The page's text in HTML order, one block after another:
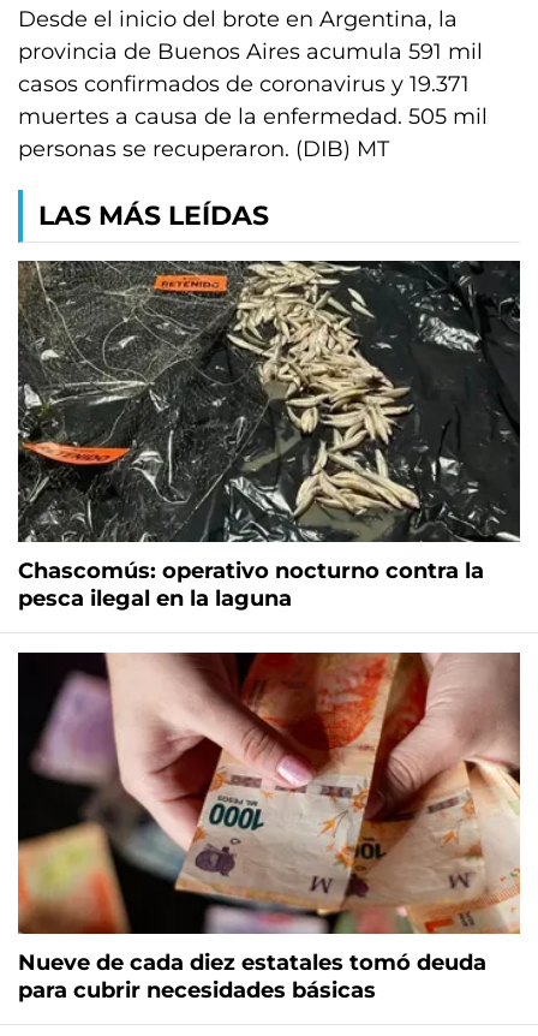
Desde el inicio del brote en Argentina, la
provincia de Buenos Aires acumula 591 mil
casos confirmados de coronavirus y 19.371
muertes a causa de la enfermedad. 505 mil
personas se recuperaron. (DIB) MT
LAS MÁS LEÍDAS
Chascomús: operativo nocturno contra la
pesca ilegal en la laguna
Nueve de cada diez estatales tomó deuda
para cubrir necesidades básicas